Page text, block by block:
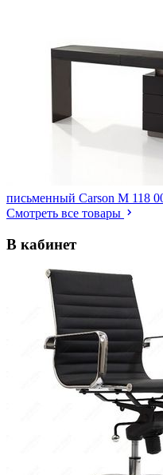
письменный Carson M 118
Смотреть все товары
В кабинет